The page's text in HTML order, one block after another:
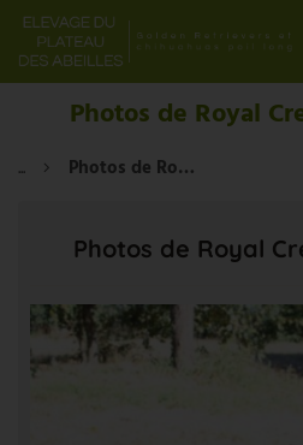
Photos de Royal
... Photos de Royal Crest CRACKLYN
Photos de Royal